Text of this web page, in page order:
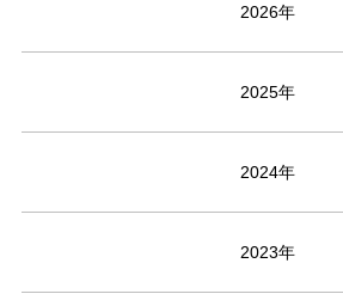
2026年
2025年
2024年
2023年